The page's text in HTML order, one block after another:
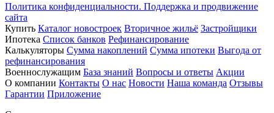
Политика конфиденциальности. Поддержка и продвижение
сайта
Купить Каталог новостроек Вторичное жильё Застройщики
Ипотека Список банков Рефинансирование
Калькуляторы Сумма накоплений Сумма ипотеки Выгода от
рефинансирования
Военнослужащим База знаний Вопросы и ответы Акции
О компании Контакты О нас Новости Наша команда Отзывы
Гарантии Приложение